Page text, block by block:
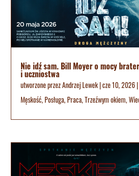
Nie idź sam. Bill Moyer o mocy
i uczniostwa
utworzone przezAndrzej Lewek|cze 10, 2026
Męskość,Posługa,Praca,Trzeźwym okiem,